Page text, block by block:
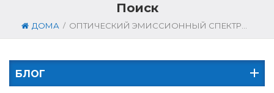
Поиск
ДОМА / ОПТИЧЕСКИЙ ЭМИССИОННЫЙ СПЕКТРОМЕТР
БЛОГ